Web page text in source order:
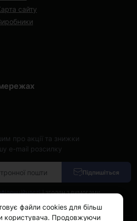
сайту
про акції та знижки
e-mail розсилку
Підпишіться
і згоден з вимогами
файли cookies для більш
користувача. Продовжуючи